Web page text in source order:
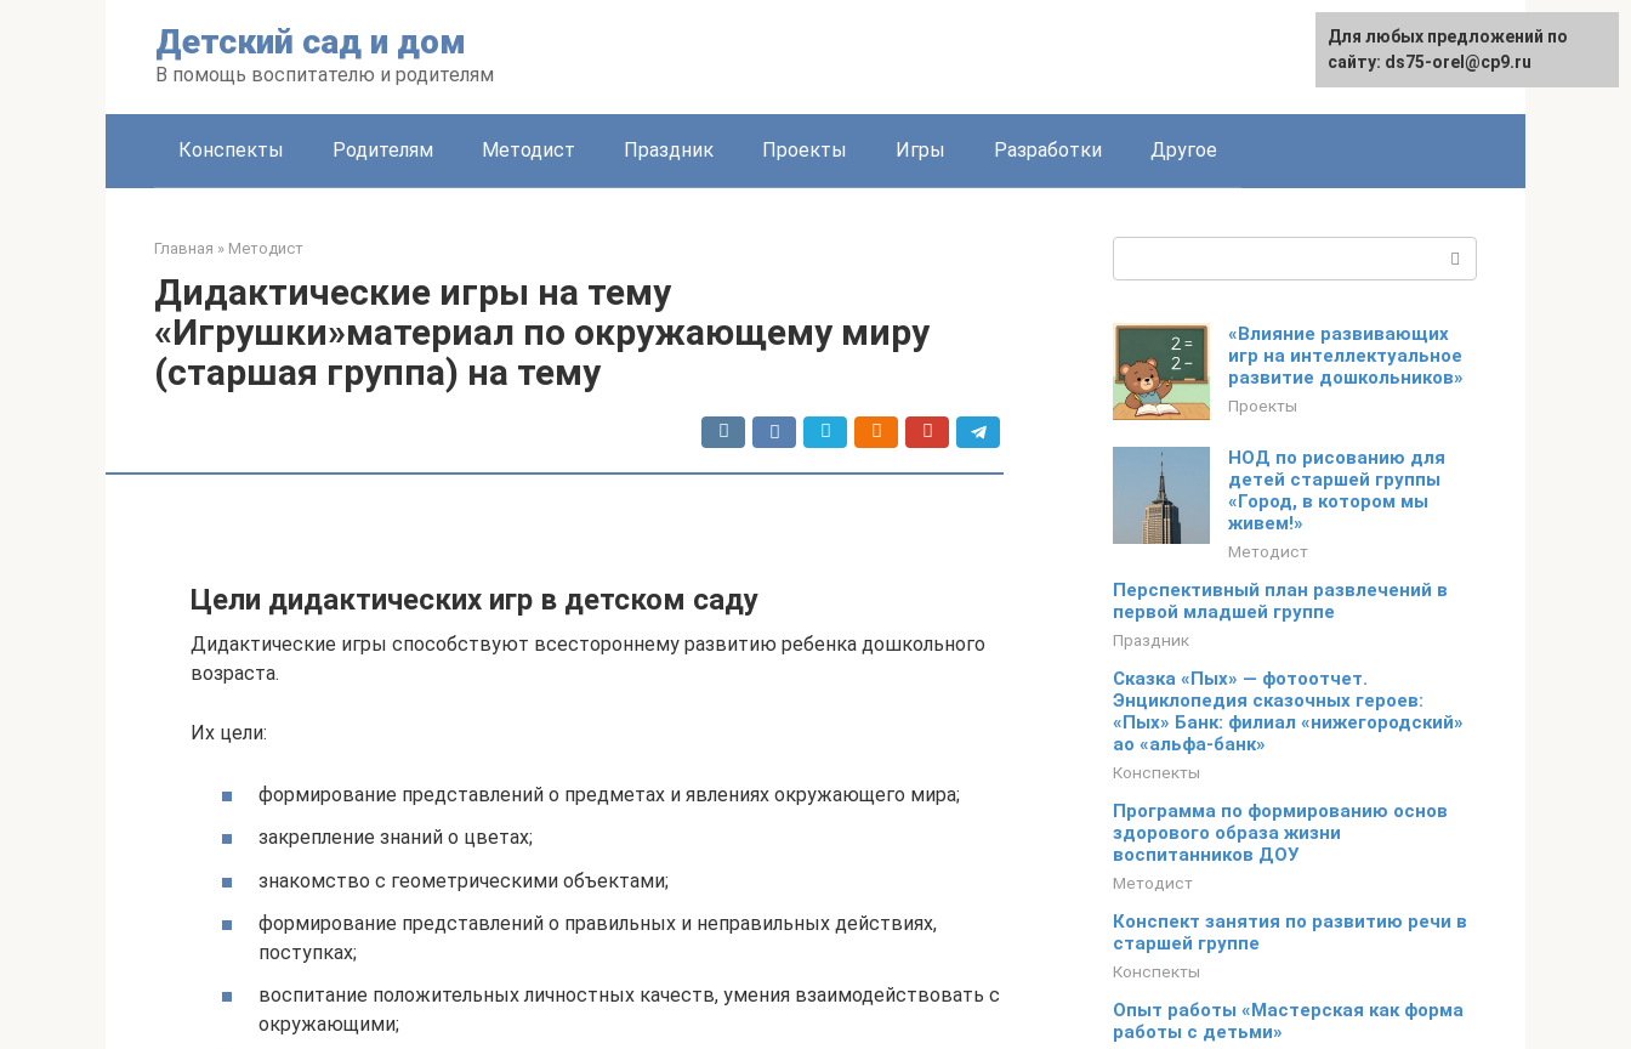
Детский сад и дом
В помощь воспитателю и родителям
Конспекты Родителям Методист Праздник Проекты Игры Разработки Другое
Главная » Методист
Дидактические игры на тему
«Игрушки»материал по окружающему миру
(старшая группа) на тему
Цели дидактических игр в детском саду
Дидактические игры способствуют всестороннему развитию ребенка дошкольного
возраста.
Их цели:
формирование представлений о предметах и явлениях окружающего мира;
закрепление знаний о цветах;
знакомство с геометрическими объектами;
формирование представлений о правильных и неправильных действиях,
поступках;
воспитание положительных личностных качеств, умения взаимодействовать с
окружающими;
«Влияние развивающих
игр на интеллектуальное
развитие дошкольников»
Проекты
НОД по рисованию для
детей старшей группы
«Город, в котором мы
живем!»
Методист
Перспективный план развлечений в
первой младшей группе
Праздник
Сказка «Пых» — фотоотчет.
Энциклопедия сказочных героев:
«Пых» Банк: филиал «нижегородский»
ао «альфа-банк»
Конспекты
Программа по формированию основ
здорового образа жизни
воспитанников ДОУ
Методист
Конспект занятия по развитию речи в
старшей группе
Конспекты
Опыт работы «Мастерская как форма
работы с детьми»
Для любых предложений по
сайту: ds75-orel@cp9.ru